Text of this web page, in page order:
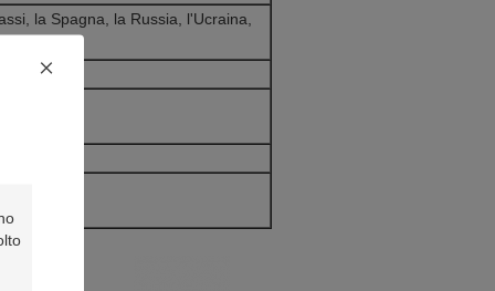
la Spagna, la Russia, l'Ucraina,